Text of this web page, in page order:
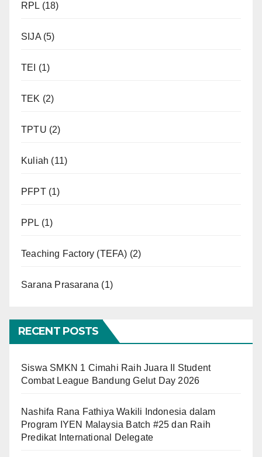
RPL (18)
SIJA(5)
TEI (1)
TEK (2)
TPTU (2)
Kuliah (11)
PFPT(1)
PPL (1)
Teaching Factory (TEFA) (2)
Sarana Prasarana (1)
RECENT POSTS
Siswa SMKN 1 Cimahi Raih Juara II Student
Combat League Bandung Gelut Day 2026
Nashifa Rana Fathiya Wakili Indonesia dalam
Program IYEN Malaysia Batch #25 dan Raih
Predikat International Delegate